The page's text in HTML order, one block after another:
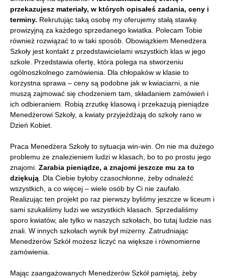
przekazujesz materiały, w których opisałeś zadania, ceny i
terminy. Rekrutując taką osobę my oferujemy stałą stawkę
prowizyjną za każdego sprzedanego kwiatka. Polecam Tobie
również rozwiązać to w taki sposób. Obowiązkiem Menedżera
Szkoły jest kontakt z przedstawicielami wszystkich klas w jego
szkole. Przedstawia ofertę, która polega na stworzeniu
ogólnoszkolnego zamówienia. Dla chłopaków w klasie to
korzystna sprawa – ceny są podobne jak w kwiaciarni, a nie
muszą zajmować się chodzeniem tam, składaniem zamówień i
ich odbieraniem. Robią zrzutkę klasową i przekazują pieniądze
Menedżerowi Szkoły, a kwiaty przyjeżdżają do szkoły rano w
Dzień Kobiet.
Praca Menedżera Szkoły to sytuacja win-win. On nie ma dużego
problemu ze znalezieniem ludzi w klasach, bo to po prostu jego
znajomi. Zarabia pieniądze, a znajomi jeszcze mu za to
dziękują. Dla Ciebie byłoby czasochłonne, żeby odnaleźć
wszystkich, a co więcej – wiele osób by Ci nie zaufało.
Realizując ten projekt po raz pierwszy byliśmy jeszcze w liceum i
sami szukaliśmy ludzi we wszystkich klasach. Sprzedaliśmy
sporo kwiatów, ale tylko w naszych szkołach, bo tutaj ludzie nas
znali. W innych szkołach wynik był mizerny. Zatrudniając
Menedżerów Szkół możesz liczyć na większe i równomierne
zamówienia.
Mając zaangażowanych Menedżerów Szkół pamiętaj, żeby